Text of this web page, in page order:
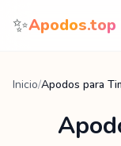
Saltar al contenido
✨Apodos.top
Inicio/Apodos para